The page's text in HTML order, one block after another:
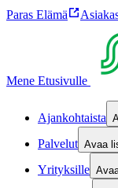
Paras Elämä
Mene Etusivulle
Ajankohtaista
Palvelut Avaa
Yrityksille